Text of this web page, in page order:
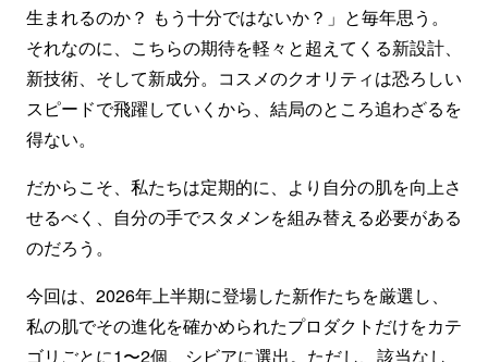
生まれるのか？ もう十分ではないか？」と毎年思う。
それなのに、こちらの期待を軽々と超えてくる新設計、
新技術、そして新成分。コスメのクオリティは恐ろしい
スピードで飛躍していくから、結局のところ追わざるを
得ない。
だからこそ、私たちは定期的に、より自分の肌を向上さ
せるべく、自分の手でスタメンを組み替える必要がある
のだろう。
今回は、2026年上半期に登場した新作たちを厳選し、
私の肌でその進化を確かめられたプロダクトだけをカテ
ゴリごとに1〜2個、シビアに選出。ただし、該当なし